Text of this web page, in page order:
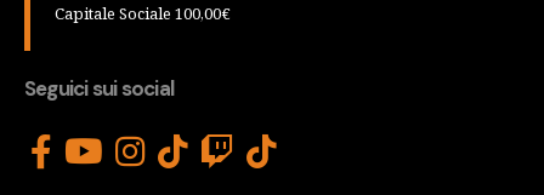
Capitale Sociale 100,00€
Seguici sui social